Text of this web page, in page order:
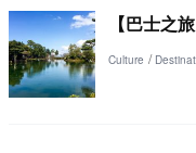
【巴士之
Culture